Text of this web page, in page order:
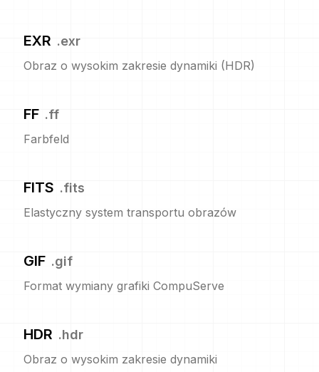
EXR .exr
Obraz o wysokim zakresie dynamiki (HDR)
FF .ff
Farbfeld
FITS .fits
Elastyczny system transportu obrazów
GIF .gif
Format wymiany grafiki CompuServe
HDR .hdr
Obraz o wysokim zakresie dynamiki